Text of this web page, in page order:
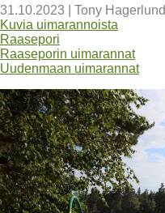
31.10.2023
Tony Hagerlund
Kuvia uimarannoista
Raasepori
Raaseporin uimarannat
Uudenmaan uimarannat